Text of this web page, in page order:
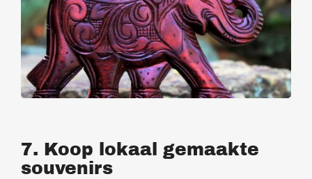
7. Koop lokaal gemaakte
souvenirs